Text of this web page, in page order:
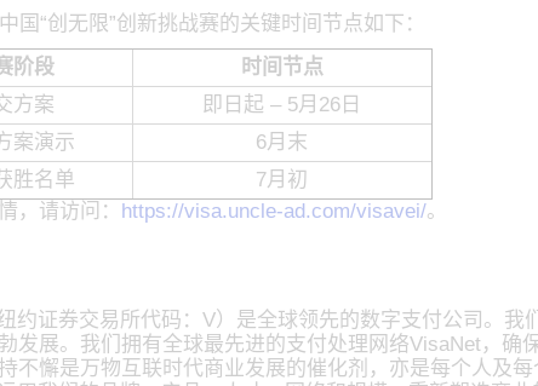
国“创无限”创新挑战赛的关键时间节点如下：
阶段
时间节点
方案
即日起 – 5月26日
案演示
6月末
胜名单
7月初
，请访问： https://visa.uncle-ad.com/visavei/。
约证券交易所代码：V）是全球领先的数字支付公司。
发展。我们拥有全球最先进的支付处理网络VisaNet，
不懈是万物互联时代商业发展的催化剂，亦是每个人及